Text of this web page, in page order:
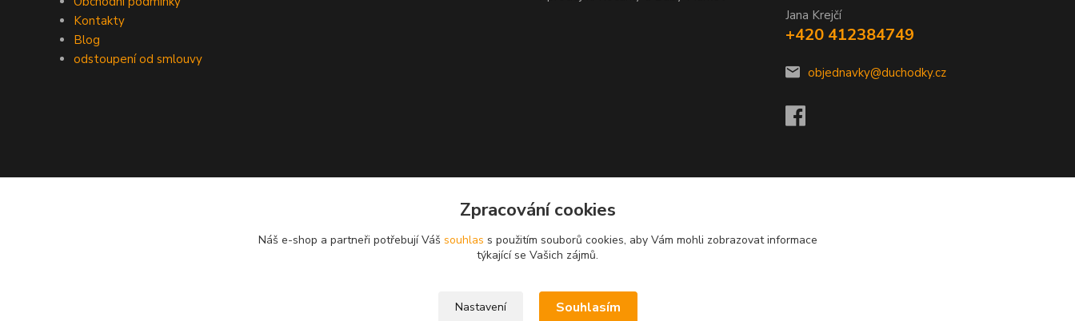
Kontakty
Blog
odstoupení od smlouvy
Jana Krejčí
+420 412384749
objednavky@duchodky.cz
Zpracování cookies
Náš e-shop a partneři potřebují Váš souhlas s použitím souborů cookies, aby Vám mohli zobrazovat informace
týkající se Vašich zájmů.
Nastavení Souhlasím